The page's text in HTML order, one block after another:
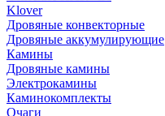
Klover
Дровяные конвекторные
Дровяные аккумулирующие
Камины
Дровяные камины
Электрокамины
Каминокомплекты
Очаги